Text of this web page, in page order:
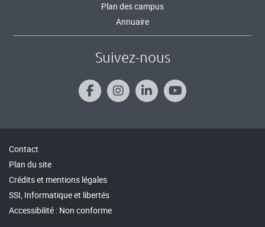
Plan des campus
Annuaire
Suivez-nous
Contact
Plan du site
Crédits et mentions légales
SSI, Informatique et libertés
Accessibilité : Non conforme